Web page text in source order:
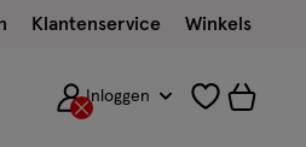
Klantenservice Winkels
Inloggen